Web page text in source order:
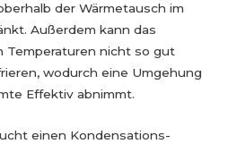
der Wärmetausch im
Außerdem kann das
Temperaturen nicht so gut
wodurch eine Umgehung
Effektiv abnimmt.
einen Kondensations-